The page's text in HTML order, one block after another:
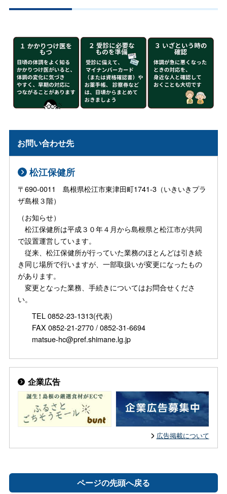
お問い合わせ先
松江保健所
〒690-0011 島根県松江市東津田町1741-3（いきいきプラ
ザ島根３階）
（お知らせ）
松江保健所は平成３０年４月から島根県と松江市が共同
で設置運営しています。
従来、松江保健所が行っていた業務のほとんどは引き続
き同じ場所で行いますが、一部取扱いが変更になったもの
があります。
変更となった業務、手続きについてはお問合せくださ
い。
TEL 0852-23-1313(代表)
FAX 0852-21-2770 / 0852-31-6694
matsue-hc@pref.shimane.lg.jp
企業広告
広告掲載について
ページの先頭へ戻る